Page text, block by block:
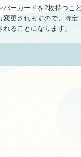
バーカードを2枚持つこと
変更されますので、特定
ることになります。